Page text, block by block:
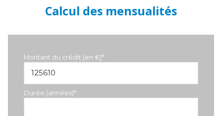
Calcul des mensualités
Montant du crédit (en €)*
Durée (années)*